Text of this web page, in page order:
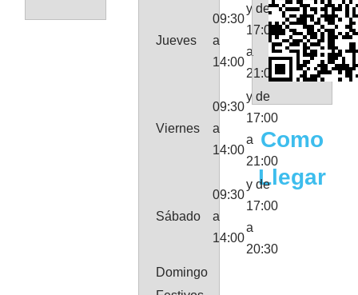
Jueves
09:30
a
14:00
y de
17:00
a
21:00
Viernes
09:30
a
14:00
y de
17:00
a
21:00
Sábado
09:30
a
14:00
y de
17:00
a
20:30
Domingo
Como
Llegar